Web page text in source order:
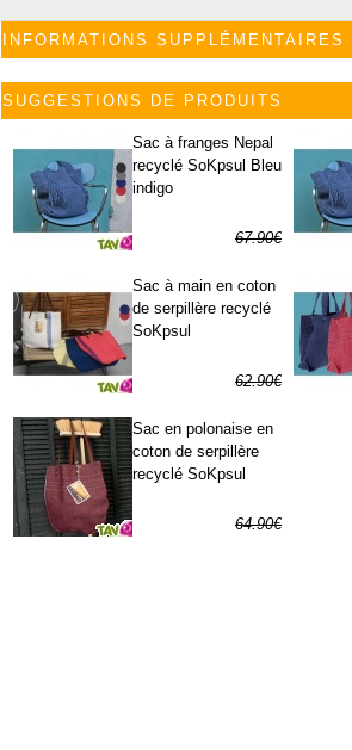
INFORMATIONS SUPPLÉMENTAIRES
SUGGESTIONS DE PRODUITS
Sac à franges Nepal
recyclé SoKpsul Bleu
indigo
67.90€
Sac à main en coton
de serpillère recyclé
SoKpsul
62.90€
Sac en polonaise en
coton de serpillère
recyclé SoKpsul
64.90€